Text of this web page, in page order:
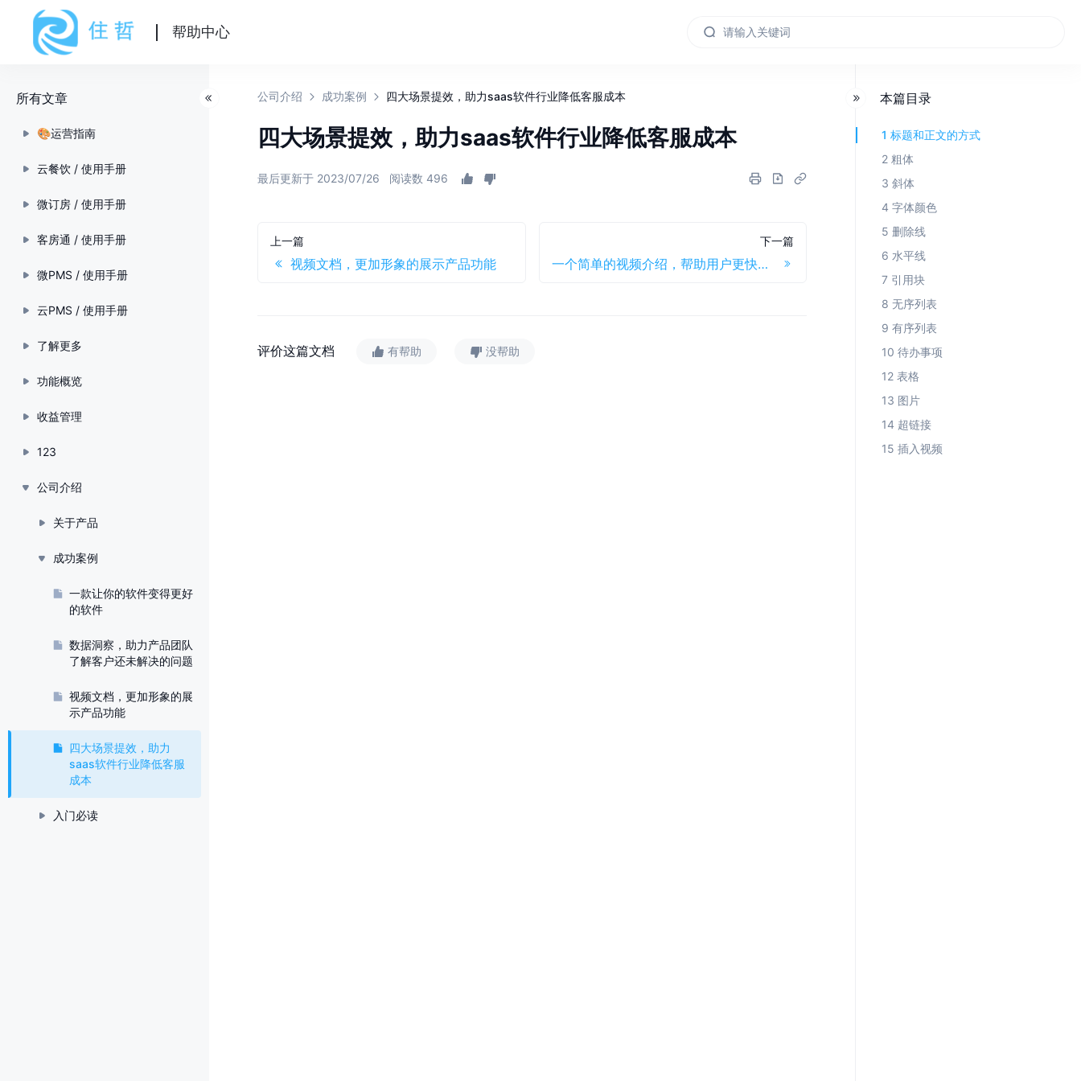
帮助中心
所有文章
🎨运营指南
云餐饮 / 使用手册
微订房 / 使用手册
客房通 / 使用手册
微PMS / 使用手册
云PMS / 使用手册
了解更多
功能概览
收益管理
123
公司介绍
关于产品
成功案例
一款让你的软件变得更好
的软件
数据洞察，助力产品团队
了解客户还未解决的问题
视频文档，更加形象的展
示产品功能
四大场景提效，助力
saas软件行业降低客服
成本
入门必读
公司介绍 成功案例 四大场景提效，助力saas软件行业降低客服成本
四大场景提效，助力saas软件行业降低客服成本
最后更新于 2023/07/26 阅读数 496
上一篇
视频文档，更加形象的展示产品功能
下一篇
一个简单的视频介绍，帮助用户更快学习产品
评价这篇文档 有帮助 没帮助
本篇目录
1 标题和正文的方式
2 粗体
3 斜体
4 字体颜色
5 删除线
6 水平线
7 引用块
8 无序列表
9 有序列表
10 待办事项
12 表格
13 图片
14 超链接
15 插入视频